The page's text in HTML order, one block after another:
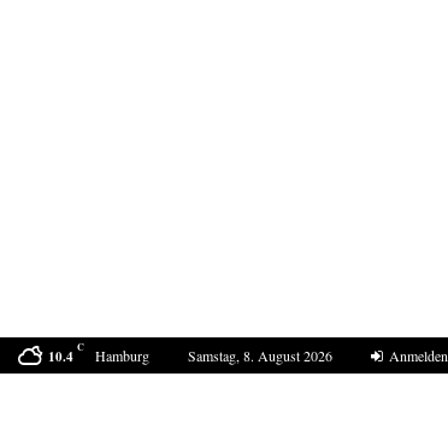
10.4 C Hamburg Samstag, 8. August 2026
Bestell-Scam – eine neue Masche